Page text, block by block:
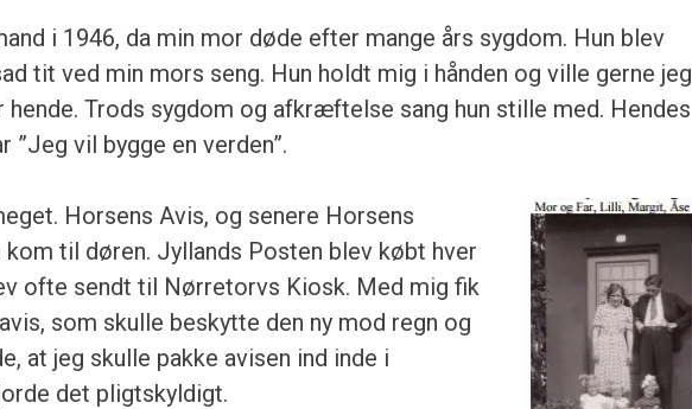
i 1946, da min mor døde efter mange års sygdom. Hun blev
tit ved min mors seng. Hun holdt mig i hånden og ville gerne jeg
hende. Trods sygdom og afkræftelse sang hun stille med. Hendes
”Jeg vil bygge en verden”.
Horsens Avis, og senere Horsens
kom til døren. Jyllands Posten blev købt hver
ofte sendt til Nørretorvs Kiosk. Med mig fik
som skulle beskytte den ny mod regn og
at jeg skulle pakke avisen ind inde i
det pligtskyldigt.